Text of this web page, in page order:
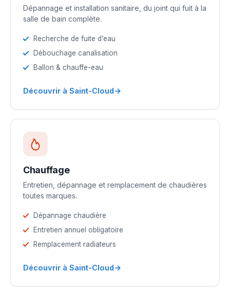
Dépannage et installation sanitaire, du joint qui fuit à la
salle de bain complète.
Recherche de fuite d’eau
Débouchage canalisation
Ballon & chauffe-eau
Découvrir à Saint-Cloud→
Chauffage
Entretien, dépannage et remplacement de chaudières
toutes marques.
Dépannage chaudière
Entretien annuel obligatoire
Remplacement radiateurs
Découvrir à Saint-Cloud→